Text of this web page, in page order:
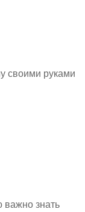
своими руками
важно знать